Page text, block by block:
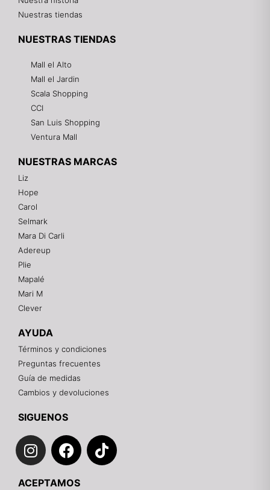
Nuestras tiendas
NUESTRAS TIENDAS
Mall el Alto
Mall el Jardin
Scala Shopping
CCI
San Luis Shopping
Ventura Mall
NUESTRAS MARCAS
Liz
Hope
Carol
Selmark
Mara Di Carli
Adereup
Plie
Mapalé
Mari M
Clever
AYUDA
Términos y condiciones
Preguntas frecuentes
Guía de medidas
Cambios y devoluciones
SIGUENOS
I
n
F
a
T
i
ACEPTAMOS
¡Hola! 👋
Gracias por visitarnos. Te asesoramos
personalmente con tu compra: tallas, envíos y
pagos.
Recuerda: 10% de descuento en tu primera compra
Contáctanos por el canal que prefieras 💕
WhatsApp
Instagram
Teléfono
Email